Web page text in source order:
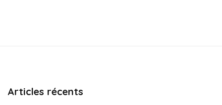
Articles récents